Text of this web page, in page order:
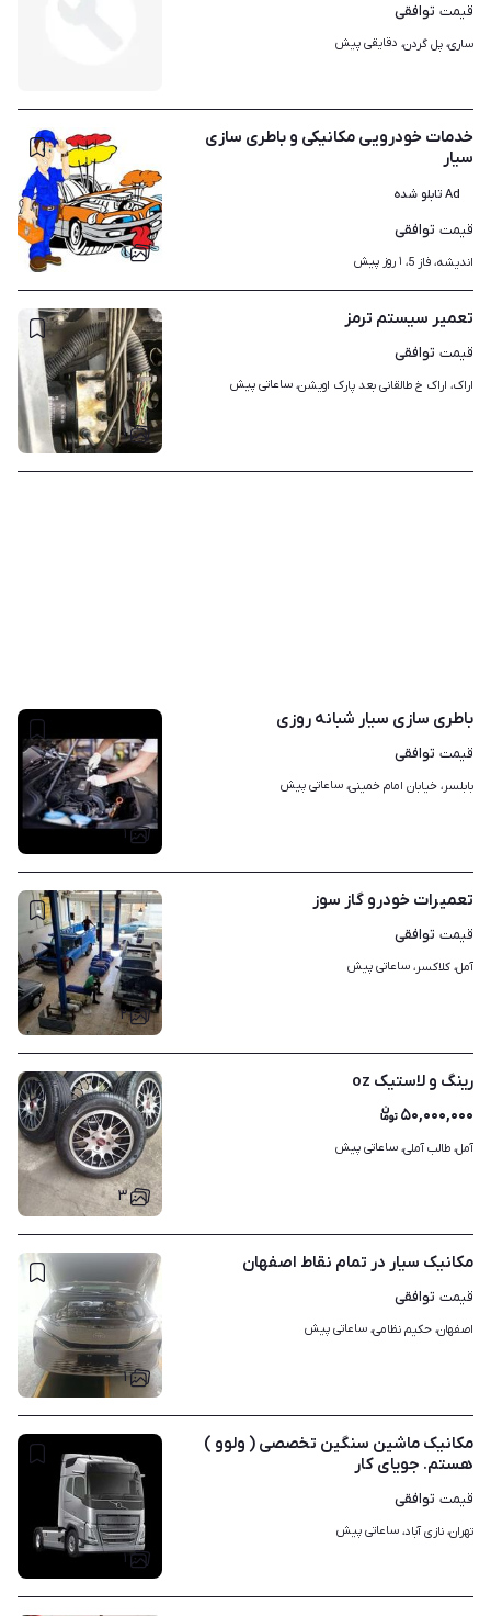
قیمت توافقی
ساری، پل گردن، دقایقی پیش
۱
خدمات خودرویی مکانیکی و باطری سازی
سیار
Ad تابلو شده
قیمت توافقی
اندیشه، فاز 5، ۱ روز پیش
۱
تعمیر سیستم ترمز
قیمت توافقی
اراک، اراک خ طالقانی بعد پارک اویشن، ساعاتی پیش
۱
باطری سازی سیار شبانه روزی
قیمت توافقی
بابلسر، خیابان امام خمینی، ساعاتی پیش
۲
تعمیرات خودرو گاز سوز
قیمت توافقی
آمل، کلاکسر، ساعاتی پیش
۳
رینگ و لاستیک oz
۵۰,۰۰۰,۰۰۰
آمل، طالب آملی، ساعاتی پیش
۱
مکانیک سیار در تمام نقاط اصفهان
قیمت توافقی
اصفهان، حکیم نظامی، ساعاتی پیش
۱
مکانیک ماشین سنگین تخصصی ( ولوو )
هستم. جویای کار
قیمت توافقی
تهران، نازی آباد، ساعاتی پیش